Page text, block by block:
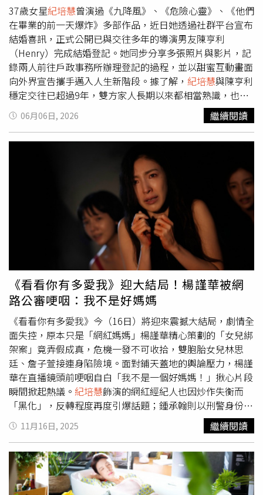
年獲選為法國安錫國際動畫影展（Annecy International
Animation Film Festival）「另類長片」競賽單元
（Contrechamp Competition）開幕片。電影由資深國片金
牌推手吳明憲擔任監製，三位主演姚愛寗、紀培慧與邱以太
分別飾演「瑪莉亞公主」、「朵莉夫人」及「阿越」。今在
發布會上，三位演員與本片造型概念與設計執行謝介人
（Jerry）首度揭露戲中造型，服裝設計呼應電影中關於咒
術、人偶、心理結界等題材，豐富視覺享受。Jerry 分享，
瑪莉亞公主的服裝以年輕活潑的粉色布料為基礎，加入精緻
的荷葉邊、圍裙等女僕裝元素，飾演瑪莉亞公主的姚愛寗
魂合而為一。」她也笑說如果不是拍戲平常應該不太會穿這
類衣服。朵莉夫人造型參考1920 至1930年代盛行的裝飾主
義，以剪裁俐落合身的黑色長裙搭配吸睛的紅色手套，展現
神秘又優雅的氣質。紀培慧
表示：「衣服包覆性極高、不露
出一絲肌膚，讓我覺得像朵莉夫人活了千年築起的心牆，隱
密且不想被觸碰，表演上也特別注重她給人的距離感。」而
她今年6月與愛情長跑9年的男友完婚，被問到成為長跑9年
決定走入家庭成為人妻的原因， 紀培慧
卻笑說這要問另一
半，因為兩人相處一直都是以人生伴侶的狀態，或許對方想
要找回熱戀期的感覺，給生活加點料，也坦言比較大的轉變
是現在更有責任感，會想為對方付出更多。邱以太飾演的網
紅花藝師阿越造型年輕俐落，手臂上的藤蔓刺青暗示著一切
將蔓延成一發不可收拾的噩夢。他拍攝時不少畫面裸半身，
為此特別練身材，不過對他來說印象最深的是隱形眼鏡，因
為他從沒戴過大片的隱形眼鏡，第一次嘗試就花了30分鐘，
這次要演出又配音，對他來說也是一大挑戰，而三人開拍前
一起上表演課，每天都要拉筋，「痛」出好感情。姚愛寗今
看預告片時，甚至情緒激動淚灑現場，她感性表示：「因為
拍攝時我們都在簡單的攝影棚，有點話劇社的方式，很多東
西靠想像，以及演員之間把真心掏出來，看到最終呈現出來
的效果，回想到當時的情緒，就沒有辦法控制。」動畫電影
《歡迎來到朵莉之家》將於萬聖節全台上映。除了來自文化
部、國外電影節、海內外讀者和觀眾的肯定，本IP亦獲得文
策院各相關單位的支持與扶植，讓作品持續拓展多元可能；
37歲女星紀培慧曾演過《九降風》、《危險心靈》、《他們
在畢業的前一天爆炸》多部作品，近日她透過社群平台宣布
結婚喜訊，正式公開已與交往多年的導演男友陳亨利
（Henry）完成結婚登記。她同步分享多張照片與影片，記
錄兩人前往戶政事務所辦理登記的過程，並以甜蜜互動畫面
向外界宣告攜手邁入人生新階段。據了解， 紀培慧與陳亨利
穩定交往已超過9年，雙方家人長期以來都相當熟識，也早
已認定彼此。經過多年相伴後，兩人最終決定步入婚姻，共
同展開新的生活篇章。登記當天
身穿白色開V緞面洋
裝，手持捧花現身戶政事務所，老公則以簡約造型陪同辦理
相關手續。在親友見證下，兩人完成文件簽署，並在現場甜
蜜擁吻留念。隨後，夫妻倆也向鏡頭展示更新後的身分證，
配偶欄已印上彼此姓名，正式成為法律上的夫妻。現場也有
多位親友到場分享喜悅，眾人手持寫有「新婚快樂」與「要
幸福喔」等字樣的祝福手牌合影，氣氛溫馨熱絡。
紀培慧與
陳亨利不時互動、展露笑容，幸福神情藏不住。 紀培慧
甜嫁
導演男友。（圖／翻攝IG／＠daleydailyd）事實上，兩人
的婚訊早有甜蜜伏筆。去年紀培慧生日期間，兩人曾一同前
往日本名古屋旅行。當時陳亨利特別準備訂製戒指，並選在
紀培慧剛睡醒、臉上敷著保鮮膜塗抹藥膏的時刻驚喜求婚。
不同於一般選在熱門景點或浪漫餐廳的安排，陳亨利當時向
紀培慧表示，希望未來每天起床都能看見這樣幸福的畫面，
因此選擇在最日常的時刻完成求婚，也讓紀培慧深受感動。
完成結婚登記後， 紀培慧也在社群平台感性發文，將丈夫暱
稱為「黃金大狗狗」，並寫下：「謝謝黃金大狗狗，帶來人
生溫暖的太陽。」她同時感謝一路陪伴自己的家人與朋友，
並表示未來無論面對晴天或雨天，都希望能與另一半攜手同
行，共同走過人生每一段旅程。對於外界關心是否有進一步
舉辦婚禮或懷孕的計畫，紀培慧經紀人回應，6月適逢紀培
慧
生日，加上雙方家人都在台灣，因此特別選定時間完成結
婚登記。至於宴客、正式婚禮等安排，目前尚未規劃；至於
生育計畫，現階段也未列入考量，將以順其自然的態度面對
未來生活。 在 Instagram 查看這則貼文 從 Instagram 分享
的貼文
06月06日, 2026 繼續閱讀
《看看你有多愛我》迎大結局！楊謹華被網
路公審哽咽：我不是好媽媽
《看看你有多愛我》今（16日）將迎來震撼大結局，劇情全
面失控，原本只是「網紅媽媽」楊謹華精心策劃的「女兒綁
架案」竟弄假成真，危機一發不可收拾，雙胞胎女兒林思
廷、詹子萱接連身陷險境。面對鋪天蓋地的輿論壓力，楊謹
華在直播鏡頭前哽咽自白「我不是一個好媽媽！」揪心片段
瞬間掀起熱議。 紀培慧飾演的網紅經紀人也因炒作失衡而
「黑化」，反轉程度再度引爆話題；鍾承翰則以刑警身份在
旁見證母女情深，直呼拍攝過程「情緒被狠狠牽動」。隨著
事實真相逐一浮現，大結局勢必再掀最強高潮。劇中，楊謹
華一手佈局的「假綁架」事件意外失控，不僅讓大女兒林思
廷落入真正綁匪手中，連小女兒詹子萱也接連身陷險境。面
對突如其來的危機，她只能透過視訊與女兒連線，甚至被迫
接受網路公審，任由網友評判她是否稱得上「好媽媽」。幾
11月16日, 2025 繼續閱讀